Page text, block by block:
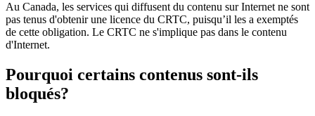
Au Canada, les services qui diffusent du contenu sur Internet ne sont
pas tenus d'obtenir une licence du CRTC, puisqu’il les a exemptés
de cette obligation. Le CRTC ne s'implique pas dans le contenu
d'Internet.
Pourquoi certains contenus sont-ils
bloqués?